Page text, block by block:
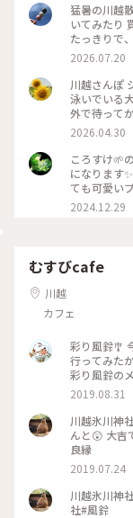
猛暑の川越
いてみたり
たっきりで
ずっと混ん
日だったの
なでクリー
れにしまし
るんですね
を過ごせた
越さ
2026.07.20
川越さんぽ
泳いでいる
外で待って
スさんやウ
テーブルに
たことはあ
モード。 こ
のレトロな
ーヒー大正
2026.04.30
ころすけ🌱
になります✨ 川越にある昭和レトロな喫茶店☕ カラフルでとっ
ても可愛い
が変わるだ
大きなサイ
ド #ぷりん
な #川越 #ぷ
2024.12.29
むすびcafe
川越
カフェ
彩り風鈴🎐 今日はぷち1人旅。 川越氷川神社参拝後に ずっと
行ってみた
彩り風鈴の
ス 上にゼリ
いく涼やか🎐 お
投稿が ごっ
していきますの
ととき #ひんやりスイーツ #スイーツ #メロン #風鈴 #かわいい
#涼やか #
ルキーな毎日
2019.08.31
川越氷川神
んと😲 大吉でした❤️❤️❤️❤️ #
良縁
2019.07.24
川越氷川神社
社#風鈴